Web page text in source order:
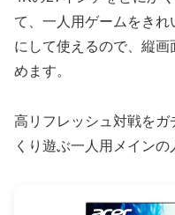
て、一人用ゲームをき
にして使えるので、縦
めます。
高リフレッシュ対戦をガ
くり遊ぶ一人用メインの